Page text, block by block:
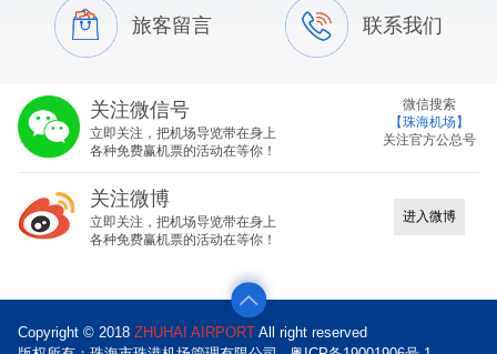
旅客留言 联系我们
微信搜索
【珠海机场】
关注官方公总号
关注微信号
立即关注，把机场导览带在身上
各种免费赢机票的活动在等你！
进入微博
关注微博
立即关注，把机场导览带在身上
各种免费赢机票的活动在等你！
Copyright © 2018ZHUHAI AIRPORT All right reserved